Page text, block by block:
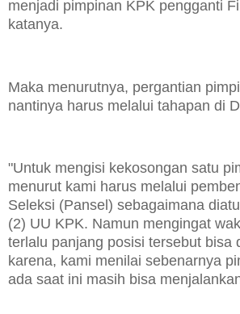
menjadi pimpinan KPK pengganti
katanya.
Maka menurutnya, pergantian
nantinya harus melalui tahapan di
"Untuk mengisi kekosongan satu
menurut kami harus melalui
Seleksi (Pansel) sebagaimana
(2) UU KPK. Namun mengingat
terlalu panjang posisi tersebut bisa
karena, kami menilai sebenarnya
ada saat ini masih bisa